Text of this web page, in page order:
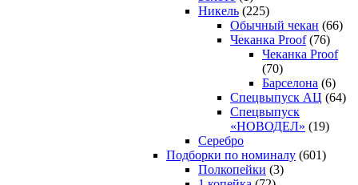
Никель (225)
Обычный чекан (66)
Чеканка Proof(76)
Чеканка Proof
(70)
Барселона (6)
Спецвыпуск АЦ (64)
Спецвыпуск
«НОВОДЕЛ» (19)
Серебро
Подборки по номиналу (601)
Полкопейки (3)